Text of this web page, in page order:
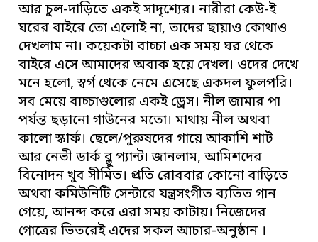
আর চুল-দাড়িতে একই সাদৃশ্যের। নারীরা কেউ-ই
ঘরের বাইরে তো এলোই না, তাদের ছায়াও কোথাও
দেখলাম না। কয়েকটা বাচ্চা এক সময় ঘর থেকে
বাইরে এসে আমাদের অবাক হয়ে দেখল। ওদের দেখে
মনে হলো, স্বর্গ থেকে নেমে এসেছে একদল ফুলপরি।
সব মেয়ে বাচ্চাগুলোর একই ড্রেস। নীল জামার পা
পর্যন্ত ছড়ানো গাউনের মতো। মাথায় নীল অথবা
কালো স্কার্ফ। ছেলে/পুরুষদের গায়ে আকাশি শার্ট
আর নেভী ডার্ক ব্লু প্যান্ট। জানলাম, আমিশদের
বিনোদন খুব সীমিত। প্রতি রোববার কোনো বাড়িতে
অথবা কমিউনিটি সেন্টারে যন্ত্রসংগীত ব্যতিত গান
গেয়ে, আনন্দ করে এরা সময় কাটায়। নিজেদের
গোত্রের ভিতরেই এদের সকল আচার-অনুষ্ঠান ।